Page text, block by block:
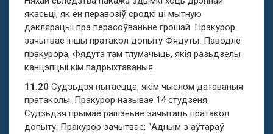
якасьці, як ён перавозіў сродкі ці мытную
дэклярацыі пра перасоўваньне грошай. Пракурор
зачытвае іншы пратакол допыту Фядуты. Паводле
пракурора, Фядута там тлумачыць, якія разьдзелы
канцэпцыі кім падрыхтаваныя.
11.20 Судзьдзя пытаецца, якім чыслом датаваныя
пратаколы. Пракурор называе 14 студзеня.
Судзьдзя прымае рашэньне зачытаць пратакол
допыту. Пракурор зачытвае: “Адным з аўтараў